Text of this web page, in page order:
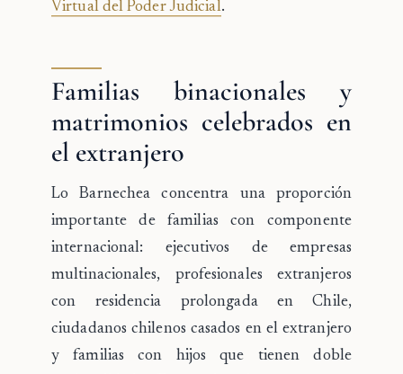
Virtual del Poder Judicial.
Familias binacionales y
matrimonios celebrados en
el extranjero
Lo Barnechea concentra una proporción
importante de familias con componente
internacional: ejecutivos de empresas
multinacionales, profesionales extranjeros
con residencia prolongada en Chile,
ciudadanos chilenos casados en el extranjero
y familias con hijos que tienen doble